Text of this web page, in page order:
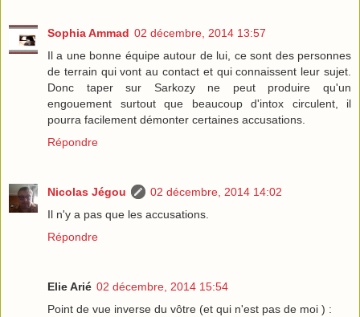
Sophia Ammad 02 décembre, 2014 13:57
Il a une bonne équipe autour de lui, ce sont des personnes
de terrain qui vont au contact et qui connaissent leur sujet.
Donc taper sur Sarkozy ne peut produire qu'un
engouement surtout que beaucoup d'intox circulent, il
pourra facilement démonter certaines accusations.
Répondre
Nicolas Jégou
02 décembre, 2014 14:02
Il n'y a pas que les accusations.
Répondre
Elie Arié 02 décembre, 2014 15:54
Point de vue inverse du vôtre (et qui n'est pas de moi ) :